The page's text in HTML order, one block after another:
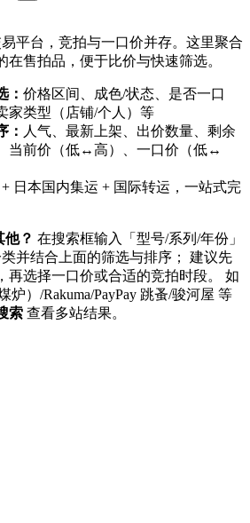
平台，竞拍与一口价并存。这里聚合
在售拍品，便于比价与快速筛选。
： 价格区间、成色/状态、是否一口
家类型（店铺/个人）等
： 人气、最新上架、出价数量、剩余
当前价（低↔高）、一口价（低↔
日本国内集运 + 国际转运，一站式完
他？ 在搜索框输入「型号/系列/年份」
并结合上面的筛选与排序； 建议先
再选择一口价或合适的竞拍时段。 如
煤炉）/Rakuma/PayPay 跳蚤/骏河屋 等
索 查看多站结果。